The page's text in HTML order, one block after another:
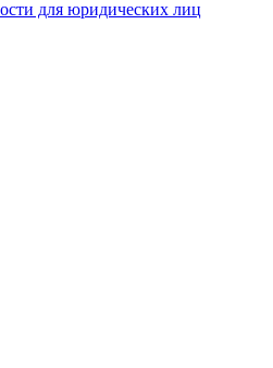
для юридических лиц